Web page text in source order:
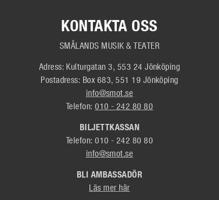
KONTAKTA OSS
SMÅLANDS MUSIK & TEATER
Adress: Kulturgatan 3, 553 24 Jönköping
Postadress: Box 683, 551 19 Jönköping
info@smot.se
Telefon:010 - 242 80 80
BILJETTKASSAN
Telefon: 010 - 242 80 80
info@smot.se
BLI AMBASSADÖR
Läs mer här